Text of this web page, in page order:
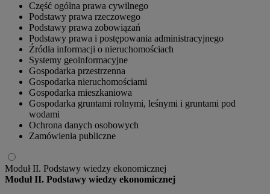
Część ogólna prawa cywilnego
Podstawy prawa rzeczowego
Podstawy prawa zobowiązań
Podstawy prawa i postępowania administracyjnego
Źródła informacji o nieruchomościach
Systemy geoinformacyjne
Gospodarka przestrzenna
Gospodarka nieruchomościami
Gospodarka mieszkaniowa
Gospodarka gruntami rolnymi, leśnymi i gruntami pod
wodami
Ochrona danych osobowych
Zamówienia publiczne
Moduł II. Podstawy wiedzy ekonomicznej
Moduł II. Podstawy wiedzy ekonomicznej